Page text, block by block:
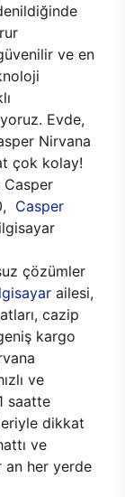
ve en
Evde,
Nirvana
çok kolay!
Casper
Casper
çözümler
ailesi,
cazip
kargo
ve
saatte
dikkat
ve
an her yerde